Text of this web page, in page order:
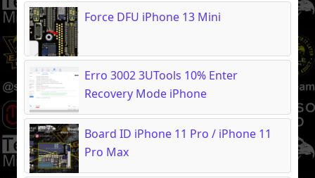
Force DFU iPhone 13 Mini
Erro 3002 3UTools 10% Enter
Recovery Mode iPhone
Board ID iPhone 11 Pro / iPhone 11
Pro Max